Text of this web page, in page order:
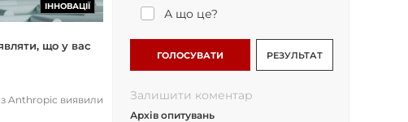
ІННОВАЦІЇ
що у вас
з Anthropic виявили
А що це?
ГОЛОСУВАТИ РЕЗУЛЬТАТ
Залишити коментар
Архів опитувань